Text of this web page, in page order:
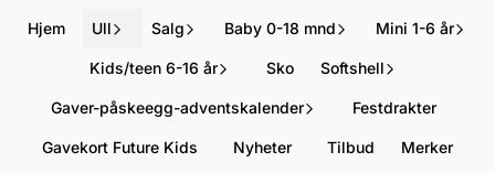
Hopp til innhold
Hjem Ull Salg Baby 0-18 mnd Mini 1-6 år
Kids/teen 6-16 år Sko Softshell
Gaver-påskeegg-adventskalender Festdrakter
Gavekort Future Kids Nyheter Tilbud Merker